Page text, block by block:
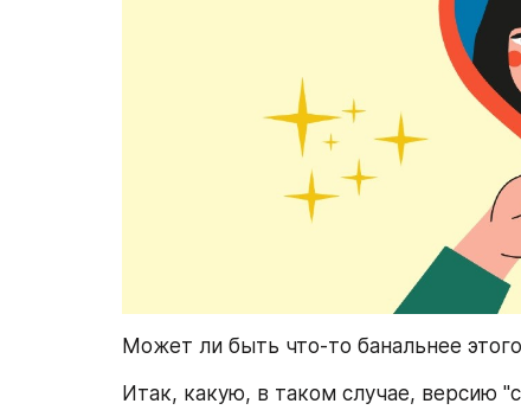
Может ли быть что-то банальнее
Итак, какую, в таком случае, версию